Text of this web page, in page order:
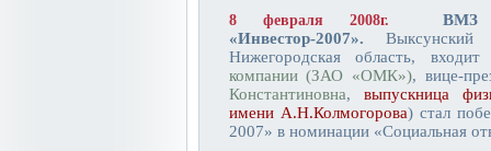
8 февраля 2008г.
ВМЗ
«Инвестор-2007». Выксунский
Нижегородская область,
компании (ЗАО «ОМК»), вице-
Константиновна, выпускница
имени А.Н.Колмогорова) стал
2007» в номинации «Социальная